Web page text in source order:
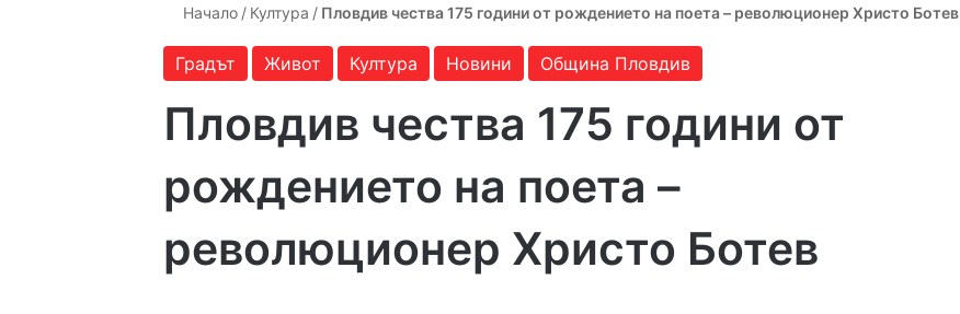
Начало / Култура / Пловдив чества 175 години от рождението на поета – революционер Христо Ботев
Градът Живот Култура Новини Община Пловдив
Пловдив чества 175 години от
рождението на поета –
революционер Христо Ботев